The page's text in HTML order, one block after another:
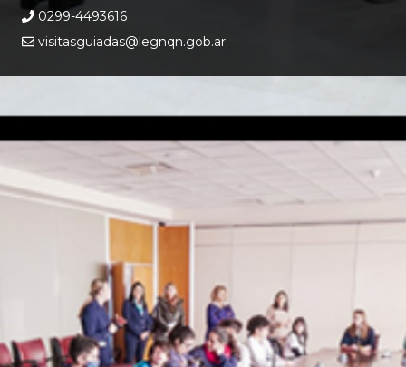
0299-4493616
visitasguiadas@legnqn.gob.ar